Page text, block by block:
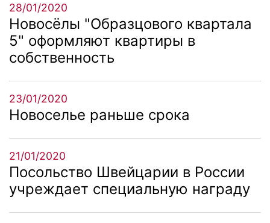
28/01/2020
Новосёлы "Образцового квартала
5" оформляют квартиры в
собственность
23/01/2020
Новоселье раньше срока
21/01/2020
Посольство Швейцарии в России
учреждает специальную награду